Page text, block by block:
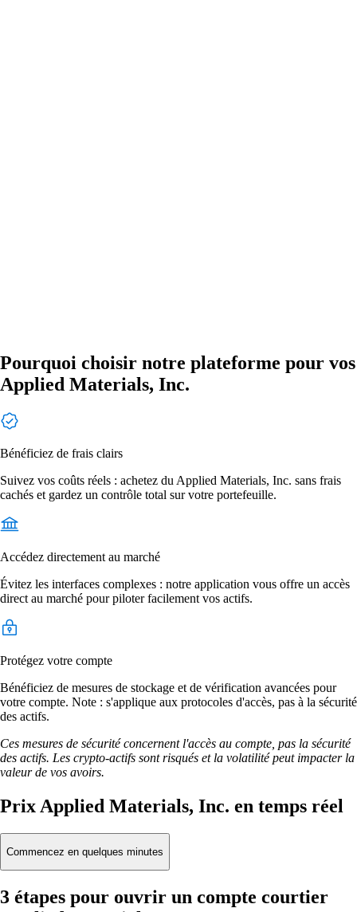
Pourquoi choisir notre plateforme pour vos
Applied Materials, Inc.
Bénéficiez de frais clairs
Suivez vos coûts réels : achetez du Applied Materials, Inc. sans frais
cachés et gardez un contrôle total sur votre portefeuille.
Accédez directement au marché
Évitez les interfaces complexes : notre application vous offre un accès
direct au marché pour piloter facilement vos actifs.
Protégez votre compte
Bénéficiez de mesures de stockage et de vérification avancées pour
votre compte. Note : s'applique aux protocoles d'accès, pas à la sécurité
des actifs.
Ces mesures de sécurité concernent l'accès au compte, pas la sécurité
des actifs. Les crypto-actifs sont risqués et la volatilité peut impacter la
valeur de vos avoirs.
Prix Applied Materials, Inc. en temps réel
Commencez en quelques minutes
3 étapes pour ouvrir un compte courtier